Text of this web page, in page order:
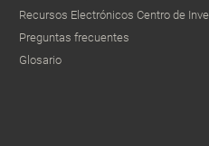
Recursos Electrónicos Centro de
Preguntas frecuentes
Glosario